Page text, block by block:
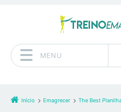
MENU
Início Emagrecer The Best